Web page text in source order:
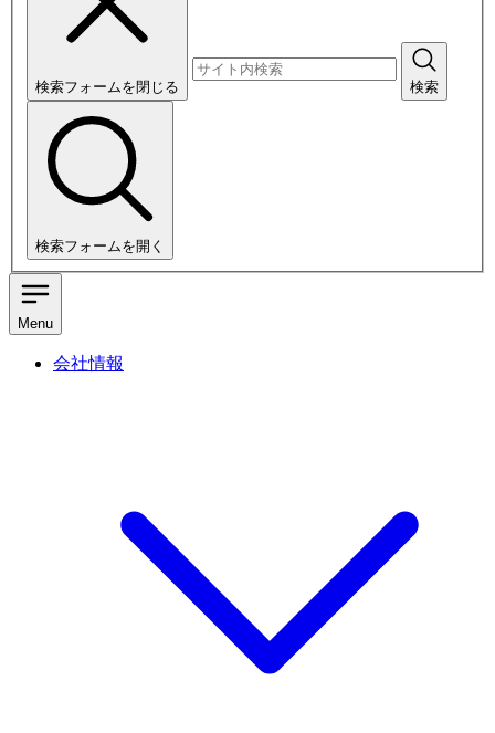
検索フォームを閉じる 検索
検索フォームを開く
Menu
会社情報